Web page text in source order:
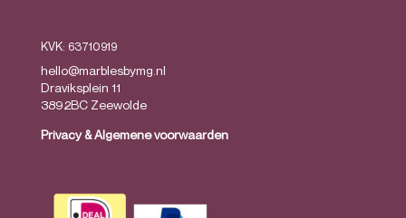
KVK: 63710919
hello@marblesbymg.nl
Draviksplein 11
3892BC Zeewolde
Privacy&Algemene voorwaarden